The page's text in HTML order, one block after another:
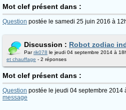
Mot clef présent dans :
Question postée le samedi 25 juin 2016 à
Discussion : Robot zodiac
Parrik078 le jeudi 04 septembre 2014 à
et chauffage - 2 réponses
Mot clef présent dans :
Question postée le jeudi 04 septembre 2014
message